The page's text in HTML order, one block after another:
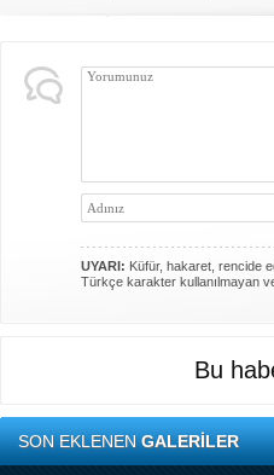
UYARI: Küfür, hakaret, rencide
Türkçe karakter kullanılmayan
Bu
SON EKLENENGALERİLER